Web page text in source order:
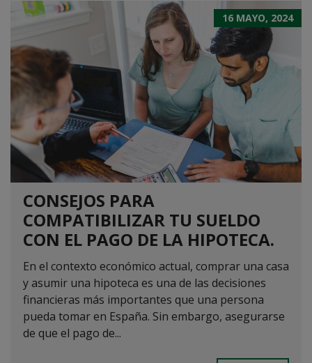
16 MAYO, 2024
CONSEJOS PARA
COMPATIBILIZAR TU SUELDO
CON EL PAGO DE LA HIPOTECA.
En el contexto económico actual, comprar una casa
y asumir una hipoteca es una de las decisiones
financieras más importantes que una persona
pueda tomar en España. Sin embargo, asegurarse
de que el pago de...